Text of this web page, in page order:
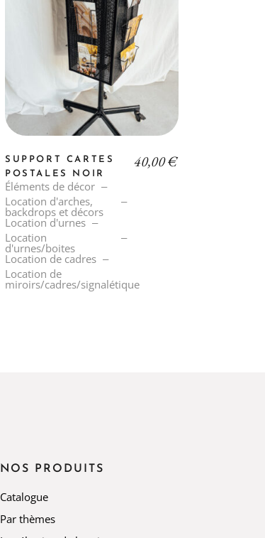
SUPPORT CARTES
POSTALES NOIR
Éléments de décor
Location d'arches,
backdrops et décors
Location d'urnes
Location
d'urnes/boites
Location de cadres
Location de
miroirs/cadres/signalétique
40,00€
NOS PRODUITS
Catalogue
Par thèmes